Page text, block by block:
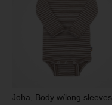
Joha, Body w/long sleeves,